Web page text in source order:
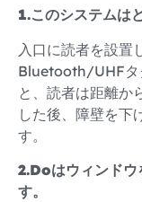
1.このシステムは
入口に読者を設置
Bluetooth/UHFタ
と、読者は距離か
した後、障壁を下
す。
2.Doはウィンドウ
す。